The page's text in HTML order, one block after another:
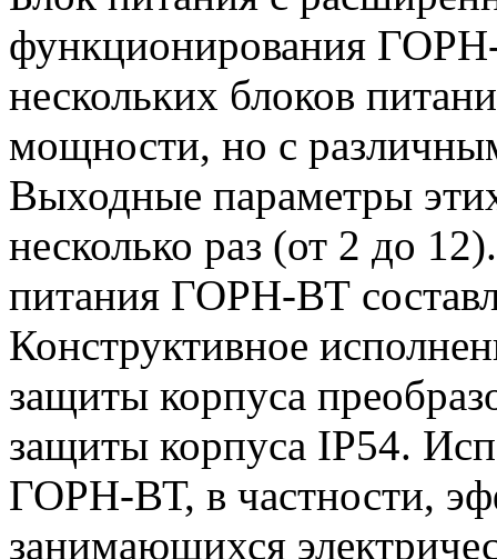
функционирования
нескольких блоков
мощности, но с
Выходные параметры
несколько раз (от 2 до
питания ГОРН-ВТ
Конструктивное
защиты корпуса
защиты корпуса IP54.
ГОРН-ВТ, в частности,
занимающихся